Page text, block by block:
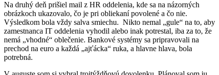
Na druhý deň prišiel mail z HR oddelenia, kde sa na názorných
obrázkoch ukazovalo, čo je pri obliekaní povolené a čo nie.
Výsledkom bola vždy salva smiechu. Nikto nemal „gule“ na to, aby
zamestnanca IT oddelenia vyhodil alebo inak potrestal, iba za to, že
nemá „vhodné“ oblečenie. Bankové systémy sa pripravovali na
prechod na euro a každá „ajťácka“ ruka, a hlavne hlava, bola
potrebná.